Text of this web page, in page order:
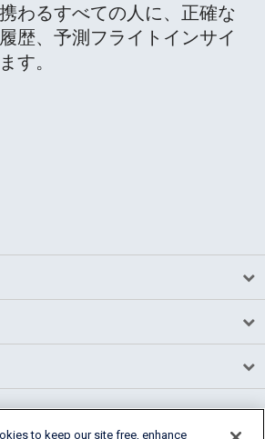
わるすべての人に、正確な
歴、予測フライトインサイ
す。
to keep our site free, enhance